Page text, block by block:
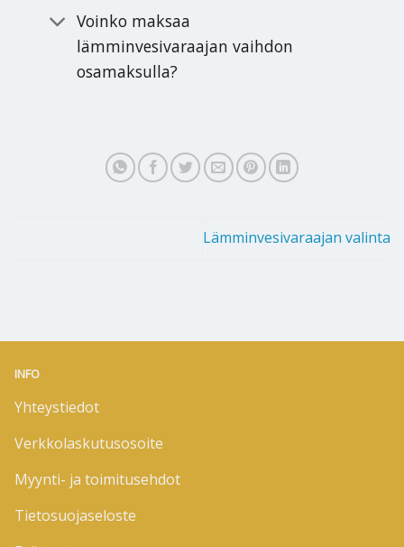
Voinko maksaa
lämminvesivaraajan vaihdon
osamaksulla?
Lämminvesivaraajan valinta
INFO
Yhteystiedot
Verkkolaskutusosoite
Myynti- ja toimitusehdot
Tietosuojaseloste